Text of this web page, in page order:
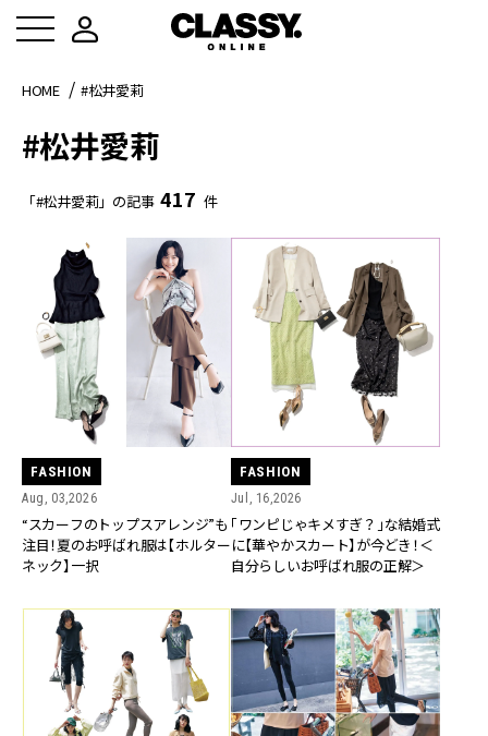
HOME #松井愛莉
#松井愛莉
「#松井愛莉」の記事 417 件
FASHION
Aug, 03,2026
“スカーフのトップスアレンジ”も
注目！夏のお呼ばれ服は【ホルター
ネック】一択
FASHION
Jul, 16,2026
「ワンピじゃキメすぎ？」な結婚式
に【華やかスカート】が今どき！＜
自分らしいお呼ばれ服の正解＞